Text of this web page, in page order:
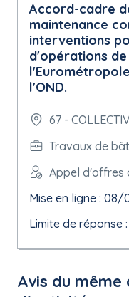
Accord-cadre
maintenance
interventions
d'opérations
l'OND.
67 -
Travaux de
Appel d'offres
Mise en ligne : 08/
Limite de réponse :
Avis du même